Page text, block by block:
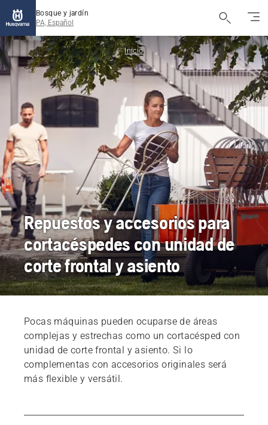
Bosque y jardín
PA, Español
Inicio
Repuestos y accesorios para
cortacéspedes con unidad de
corte frontal y asiento
Pocas máquinas pueden ocuparse de áreas
complejas y estrechas como un cortacésped con
unidad de corte frontal y asiento. Si lo
complementas con accesorios originales será
más flexible y versátil.